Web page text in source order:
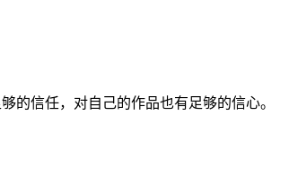
的信任，对自己的作品也有足够的信心。